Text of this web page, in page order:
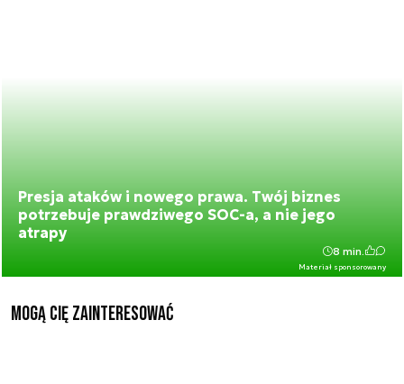
Presja ataków i nowego prawa. Twój biznes
potrzebuje prawdziwego SOC-a, a nie jego
atrapy
Materiał sponsorowany
8 min.
Mogą Cię zainteresować